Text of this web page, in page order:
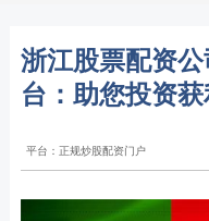
浙江股票配资
台：助您投资
平台：正规炒股配资门户